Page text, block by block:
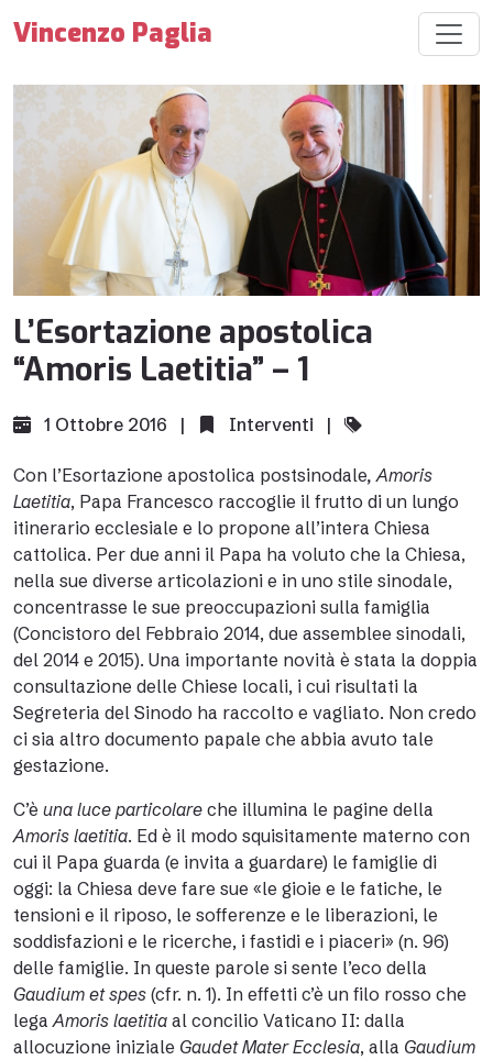
Vincenzo Paglia
L’Esortazione apostolica
“Amoris Laetitia” – 1
1 Ottobre 2016 | Interventi |
Con l’Esortazione apostolica postsinodale, Amoris
Laetitia, Papa Francesco raccoglie il frutto di un lungo
itinerario ecclesiale e lo propone all’intera Chiesa
cattolica. Per due anni il Papa ha voluto che la Chiesa,
nella sue diverse articolazioni e in uno stile sinodale,
concentrasse le sue preoccupazioni sulla famiglia
(Concistoro del Febbraio 2014, due assemblee sinodali,
del 2014 e 2015). Una importante novità è stata la doppia
consultazione delle Chiese locali, i cui risultati la
Segreteria del Sinodo ha raccolto e vagliato. Non credo
ci sia altro documento papale che abbia avuto tale
gestazione.
C’è una luce particolare che illumina le pagine della
Amoris laetitia. Ed è il modo squisitamente materno con
cui il Papa guarda (e invita a guardare) le famiglie di
oggi: la Chiesa deve fare sue «le gioie e le fatiche, le
tensioni e il riposo, le sofferenze e le liberazioni, le
soddisfazioni e le ricerche, i fastidi e i piaceri» (n. 96)
delle famiglie. In queste parole si sente l’eco della
Gaudium et spes (cfr. n. 1). In effetti c’è un filo rosso che
legaAmoris laetitia al concilio Vaticano II: dalla
allocuzione iniziale Gaudet Mater Ecclesia, alla Gaudium